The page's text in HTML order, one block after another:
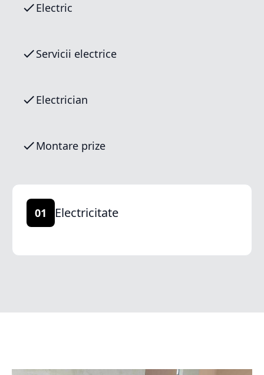
Electric
Servicii electrice
Electrician
Montare prize
01 Electricitate